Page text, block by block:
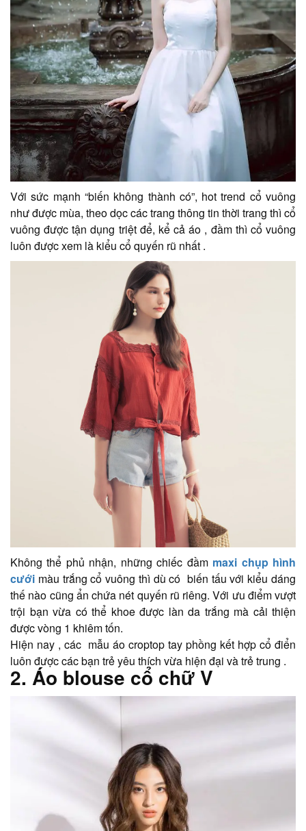
Với sức mạnh “biến không thành có”, hot trend cổ vuông
như được mùa, theo dọc các trang thông tin thời trang thì cổ
vuông được tận dụng triệt để, kể cả áo , đầm thì cổ vuông
luôn được xem là kiểu cổ quyến rũ nhất .
Không thể phủ nhận, những chiếc đầm maxi chụp hình
cưới màu trắng cổ vuông thì dù có biến tấu với kiểu dáng
thế nào cũng ẩn chứa nét quyến rũ riêng. Với ưu điểm vượt
trội bạn vừa có thể khoe được làn da trắng mà cải thiện
được vòng 1 khiêm tốn.
Hiện nay , các mẫu áo croptop tay phồng kết hợp cổ điển
luôn được các bạn trẻ yêu thích vừa hiện đại và trẻ trung .
2. Áo blouse cổ chữ V